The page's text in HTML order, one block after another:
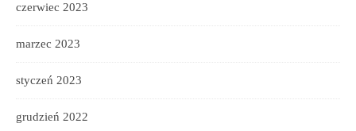
czerwiec 2023
marzec 2023
styczeń 2023
grudzień 2022